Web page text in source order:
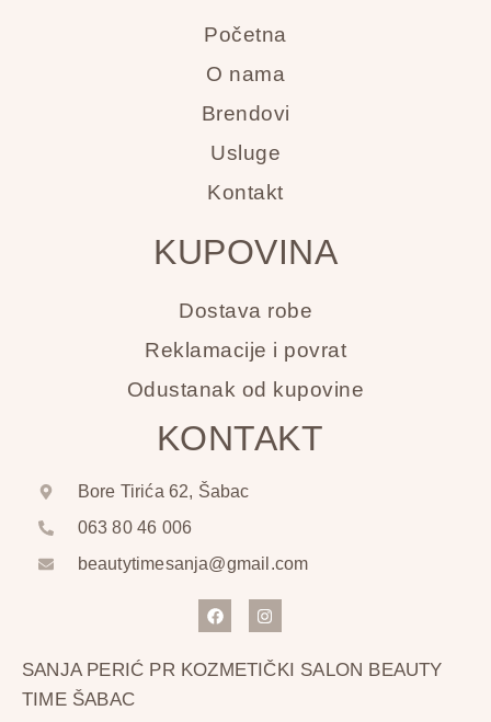
Početna
O nama
Brendovi
Usluge
Kontakt
KUPOVINA
Dostava robe
Reklamacije i povrat
Odustanak od kupovine
KONTAKT
Bore Tirića 62, Šabac
063 80 46 006
beautytimesanja@gmail.com
SANJA PERIĆ PR KOZMETIČKI SALON BEAUTY
TIME ŠABAC